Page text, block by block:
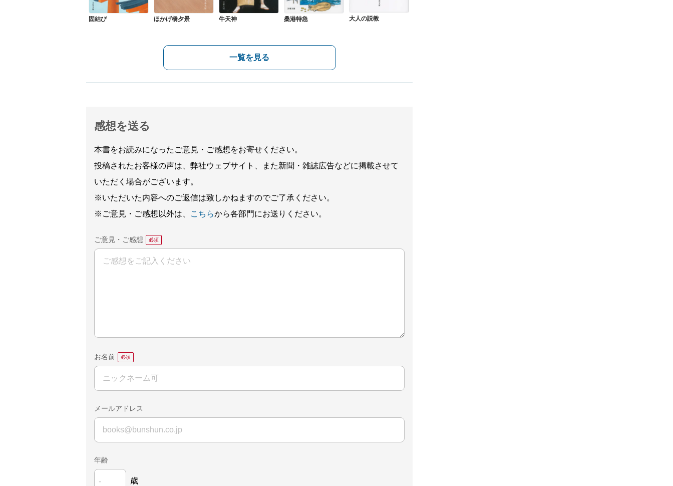
固結び ほかげ橋夕景 牛天神 桑港特急 大人の説教
一覧を見る
感想を送る
本書をお読みになったご意見・ご感想をお寄せください。
投稿されたお客様の声は、弊社ウェブサイト、また新聞・雑誌広告などに掲載させて
いただく場合がございます。
※いただいた内容へのご返信は致しかねますのでご了承ください。
※ご意見・ご感想以外は、
こちらから各部門にお送りください。
ご意見・ご感想
お名前
メールアドレス
年齢
歳